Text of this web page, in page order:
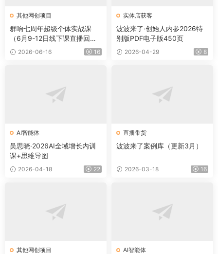
其他网创项目
群响七周年超级个体实战课
（6月9-12日线下课直播回
放）2026-06-16 16
实体店获客
波波来了·创始人内参2026特
别版PDF电子版450页
2026-04-29 8
AI智能体
吴思晓·2026AI全域增长内训
课+思维导图
2026-04-18 22
直播带货
波波来了案例库（更新3月）
2026-03-18 16
其他网创项目 AI智能体